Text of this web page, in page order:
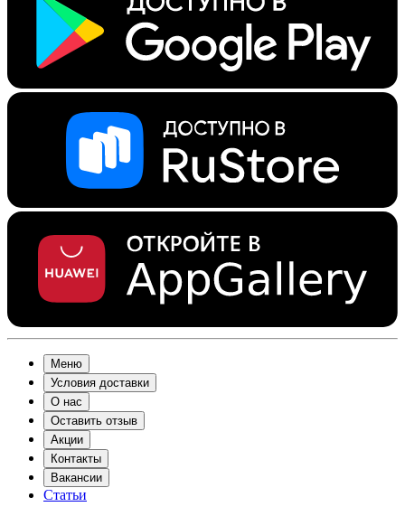
Меню
Условия доставки
О нас
Оставить отзыв
Акции
Контакты
Вакансии
Статьи